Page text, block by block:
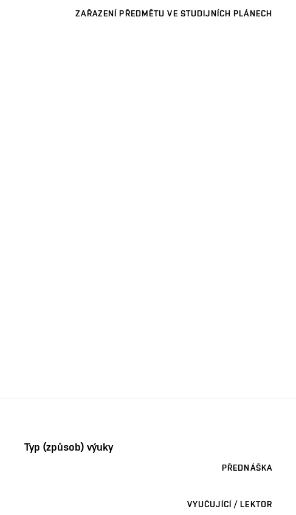
ZAŘAZENÍ PŘEDMĚTU VE STUDIJNÍCH PLÁNECH
Typ (způsob) výuky
PŘEDNÁŠKA
VYUČUJÍCÍ / LEKTOR